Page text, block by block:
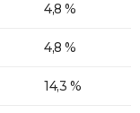
4,8 %
4,8 %
14,3 %